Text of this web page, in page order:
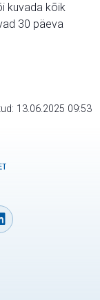
kuvada kõik
30 päeva
13.06.2025 09:53